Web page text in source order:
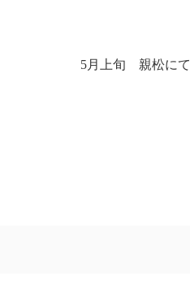
5月上旬 親松にて